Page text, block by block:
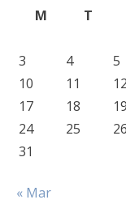
M
T
3
4 5
10
11 12
17
18 19
24
25 26
31
« Mar